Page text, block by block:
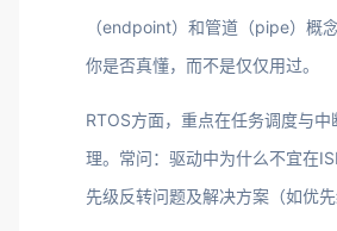
（endpoint）和管道（pipe）概
你是否真懂，而不是仅仅用过。
RTOS方面，重点在任务调度与
理。常问：驱动中为什么不宜在
先级反转问题及解决方案（如优先